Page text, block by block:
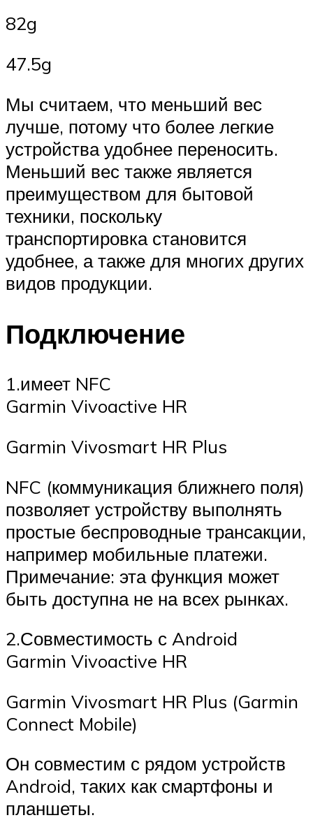
82g
47.5g
Мы считаем, что меньший вес
лучше, потому что более легкие
устройства удобнее переносить.
Меньший вес также является
преимуществом для бытовой
техники, поскольку
транспортировка становится
удобнее, а также для многих других
видов продукции.
Подключение
1.имеет NFC
Garmin Vivoactive HR
Garmin Vivosmart HR Plus
NFC (коммуникация ближнего поля)
позволяет устройству выполнять
простые беспроводные трансакции,
например мобильные платежи.
Примечание: эта функция может
быть доступна не на всех рынках.
2.Совместимость с Android
Garmin Vivoactive HR
Garmin Vivosmart HR Plus (Garmin
Connect Mobile)
Он совместим с рядом устройств
Android, таких как смартфоны и
планшеты.